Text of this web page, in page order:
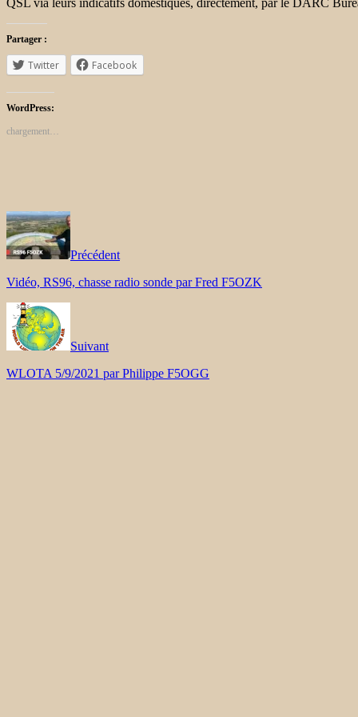
Partager :
Twitter Facebook
WordPress:
chargement…
Précédent
Vidéo, RS96, chasse radio sonde par Fred F5OZK
Suivant
WLOTA 5/9/2021 par Philippe F5OGG